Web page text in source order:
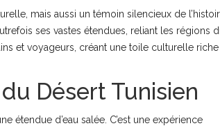
mais aussi un témoin silencieux de
ses vastes étendues, reliant les régions
et voyageurs, créant une toile culturelle riche
Désert Tunisien
étendue d’eau salée. C’est une expérience